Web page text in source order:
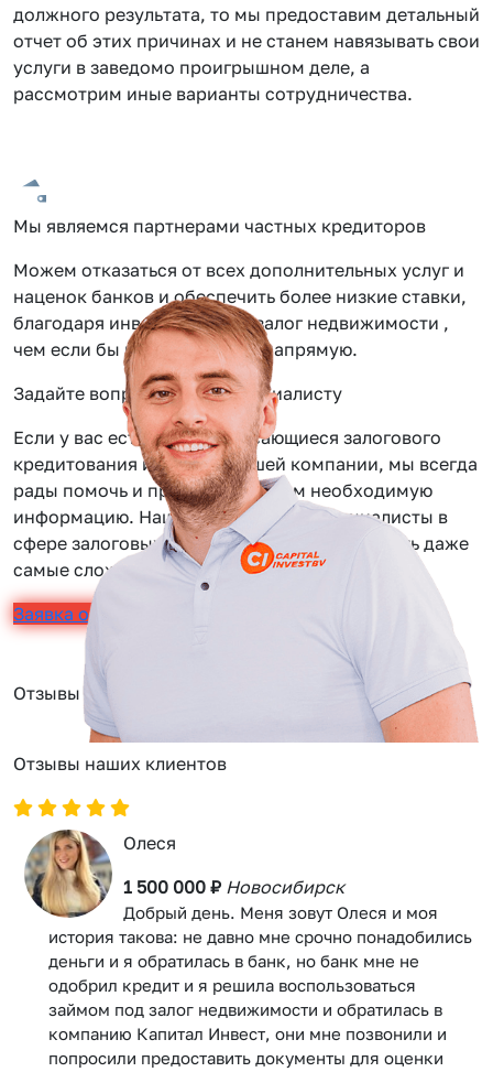
должного результата, то мы предоставим детальный
отчет об этих причинах и не станем навязывать свои
услуги в заведомо проигрышном деле, а
рассмотрим иные варианты сотрудничества.
Мы являемся партнерами частных кредиторов
Можем отказаться от всех дополнительных услуг и
наценок банков и обеспечить более низкие ставки,
благодаря инвестиции под залог недвижимости ,
чем если бы вы обращались напрямую.
Задайте вопрос нашему специалисту
Если у вас есть вопросы касающиеся залогового
кредитования или услуг нашей компании, мы всегда
рады помочь и предоставить вам необходимую
информацию. Наши сотрудники — специалисты в
сфере залоговых займов, помогут вам решить даже
самые сложные задачи.
Заявка онлайн
Отзывы
Отзывы наших клиентов
Олеся
1 500 000 ₽ Новосибирск
Добрый день. Меня зовут Олеся и моя
история такова: не давно мне срочно понадобились
деньги и я обратилась в банк, но банк мне не
одобрил кредит и я решила воспользоваться
займом под залог недвижимости и обратилась в
компанию Капитал Инвест, они мне позвонили и
попросили предоставить документы для оценки